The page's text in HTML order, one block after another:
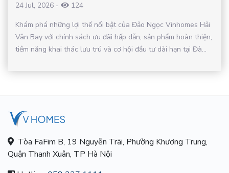
24 Jul, 2026 -
124
Khám phá những lợi thế nổi bật của Đảo Ngọc Vinhomes Hải
Vân Bay với chính sách ưu đãi hấp dẫn, sản phẩm hoàn thiện,
tiềm năng khai thác lưu trú và cơ hội đầu tư dài hạn tại Đà...
Tòa FaFim B, 19 Nguyễn Trãi, Phường Khương Trung,
Quận Thanh Xuân, TP Hà Nội